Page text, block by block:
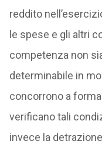
reddito
le spese e gli altri
competenza non
determinabile in
concorrono a
verificano tali
invece la